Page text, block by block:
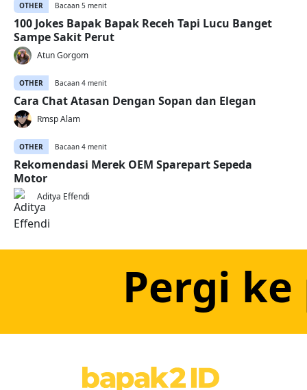
OTHER Bacaan 5 menit
100 Jokes Bapak Bapak Receh Tapi Lucu Banget
Sampe Sakit Perut
Atun Gorgom
OTHER Bacaan 4 menit
Cara Chat Atasan Dengan Sopan dan Elegan
Rmsp Alam
OTHER Bacaan 4 menit
Rekomendasi Merek OEM Sparepart Sepeda
Motor
Aditya Effendi
Pergi